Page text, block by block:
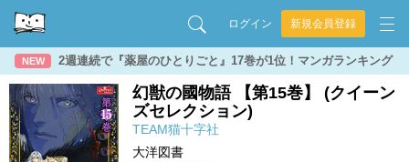
ログイン 新規会員登録
NEW 2週連続で『薬屋のひとりごと』17巻が1位！マンガランキング
幻獣の國物語 【第15巻】 (クイーン
ズセレクション)
TEAM猫十字社
大洋図書